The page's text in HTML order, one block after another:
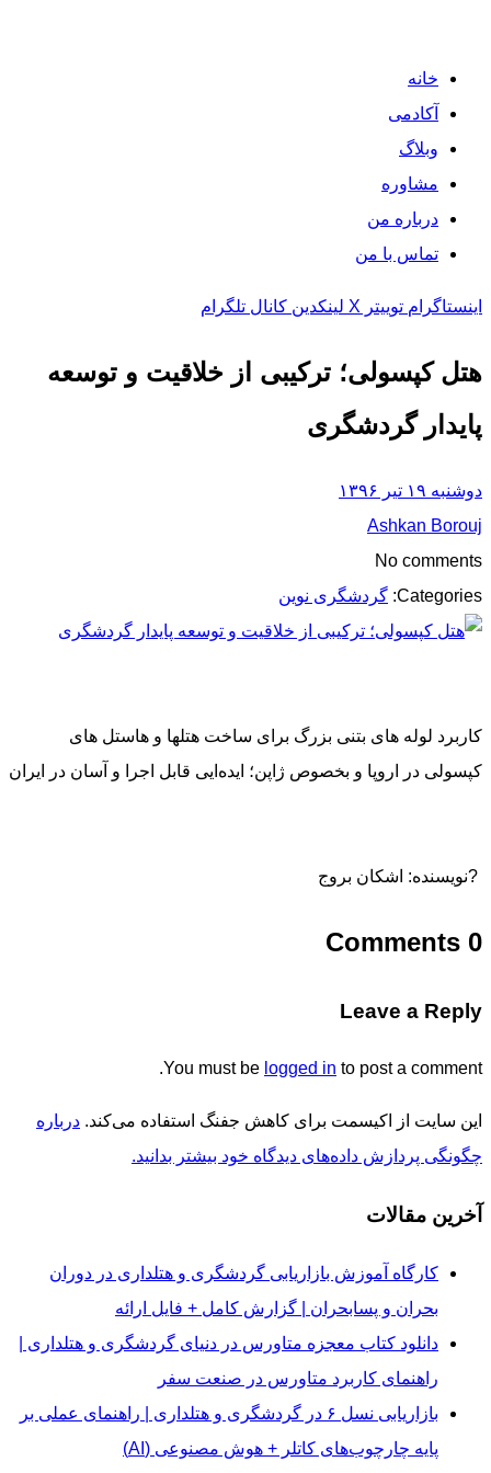
خانه
آکادمی
وبلاگ
مشاوره
درباره من
تماس با من
اینستاگرام توییتر X لینکدین کانال تلگرام
هتل کپسولی؛ ترکیبی از خلاقیت و توسعه
پایدار گردشگری
دوشنبه ۱۹ تیر ۱۳۹۶
Ashkan Borouj
No comments
Categories: گردشگری نوین
کاربرد لوله های بتنی بزرگ برای ساخت هتلها و هاستل هاى
کپسولى در اروپا و بخصوص ژاپن؛ ایده‌ایی قابل اجرا و آسان در ایران
?نویسنده: اشکان بروج
0 Comments
Leave a Reply
You must be logged in to post a comment.
این سایت از اکیسمت برای کاهش جفنگ استفاده می‌کند. درباره
چگونگی پردازش داده‌های دیدگاه خود بیشتر بدانید.
آخرین مقالات
کارگاه آموزش بازاریابی گردشگری و هتلداری در دوران
بحران و پسابحران | گزارش کامل + فایل ارائه
دانلود کتاب معجزه متاورس در دنیای گردشگری و هتلداری |
راهنمای کاربرد متاورس در صنعت سفر
بازاریابی نسل ۶ در گردشگری و هتلداری | راهنمای عملی بر
پایه چارچوب‌های کاتلر + هوش مصنوعی (AI)